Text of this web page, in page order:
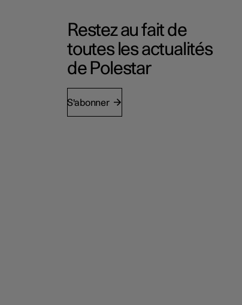
Restez au fait de
toutes les actualités
de Polestar
S'abonner